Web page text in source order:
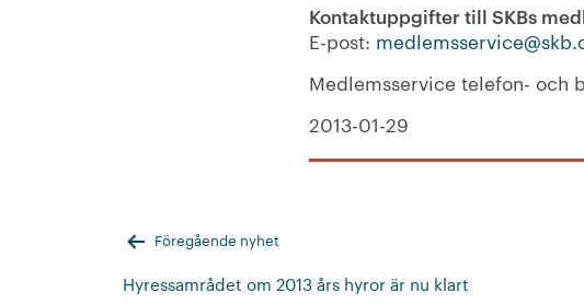
Kontaktuppgifter till SKBs
E-post:
Medlemsservice telefon- och
2013-01-29
Inläggsnavigering
Föregående nyhet
Hyressamrådet om 2013 års hyror är nu klart